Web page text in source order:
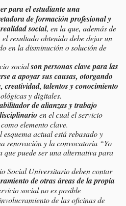
para el estudiante una
de formación profesional y
social, en la que, además de
resultado obtenido debe dejar un
en la disminución o solución de
socialson personas clave para las
a apoyar sus causas, otorgando
creatividad, talentos y conocimiento
y digitales.
de alianzas y trabajo
en el cual el servicio
elemento clave.
actual está rebasado y
renovación y la convocatoria “Yo
que puede ser una alternativa para
Social Universitario deben contar
de otras áreas de la propia
social no es posible
de las oficinas de